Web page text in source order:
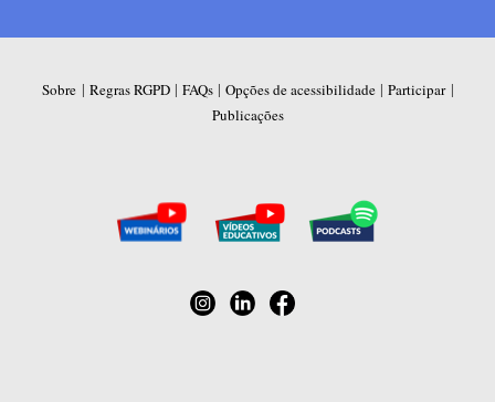
Sobre | Regras RGPD| FAQs| Opções de acessibilidade| Participar|
Publicações